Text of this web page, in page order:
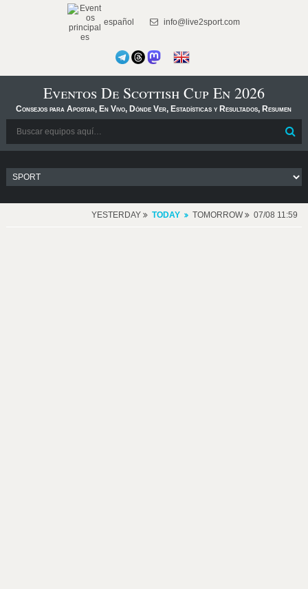
español info@live2sport.com
Eventos De Scottish Cup En 2026
Consejos para Apostar, En Vivo, Dónde Ver, Estadísticas y Resultados, Resumen
YESTERDAY TODAY TOMORROW 07/08 11:59